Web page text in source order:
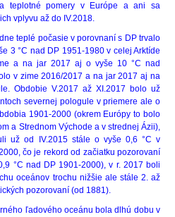
teplotné pomery v Európe a ani sa
vplyvu až do IV.2018.
počasie v porovnaní s DP trvalo
3 °C nad DP 1951-1980 v celej Arktíde
a na jar 2017 aj o vyše 10 °C nad
v zime 2016/2017 a na jar 2017 aj na
Obdobie V.2017 až XI.2017 bolo už
severnej pologule v priemere ale o
1901-2000 (okrem Európy to bolo
a Strednom Východe a v strednej Ázii),
už od IV.2015 stále o vyše 0,6 °C v
čo je rekord od začiatku pozorovaní
°C nad DP 1901-2000), v r. 2017 boli
oceánov trochu nižšie ale stále 2. až
pozorovaní (od 1881).
ľadového oceánu bola dlhú dobu v